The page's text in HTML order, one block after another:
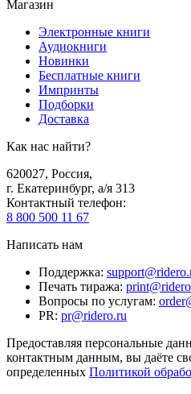
Магазин
Электронные книги
Аудиокниги
Новинки
Бесплатные книги
Импринты
Подборки
Доставка
Как нас найти?
620027, Россия,
г. Екатеринбург, а/я 313
Контактный телефон:
8 800 500 11 67
Написать нам
Поддержка:
Печать тиража:
Вопросы по услугам:
PR: pr@ridero.ru
Предоставляя персональные
контактным данным, вы даёте
определенных Политикой